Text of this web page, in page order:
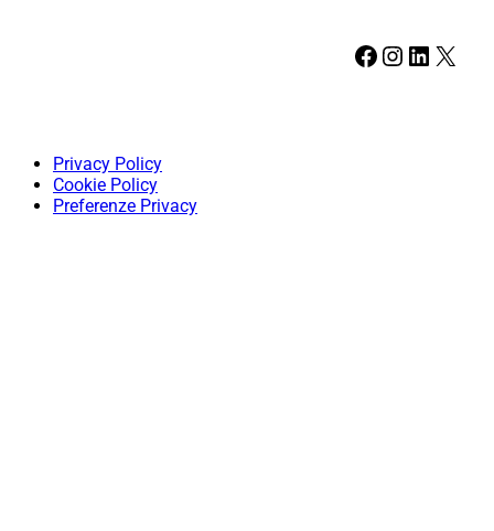
Facebook Instagram LinkedIn X
Privacy Policy
Cookie Policy
Preferenze Privacy